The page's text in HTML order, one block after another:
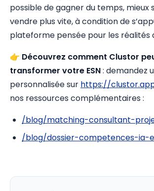
possible de gagner du temps, mieux
vendre plus vite, à condition de
plateforme pensée pour les réalités
👉 Découvrez comment Clustor
transformer votre ESN: demandez
personnalisée sur https://
nos ressources complémentaires :
/blog/matching-consultant-
/blog/dossier-competences-ia-